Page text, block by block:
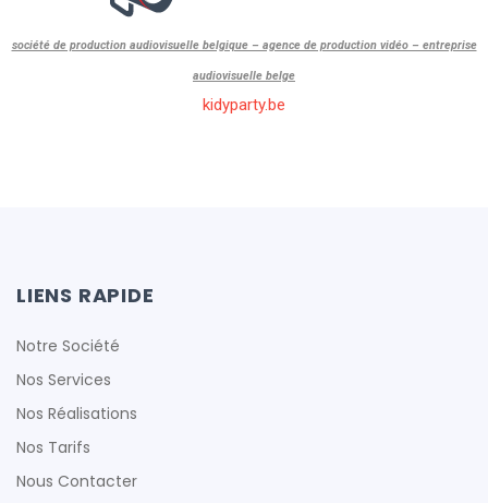
société de production audiovisuelle belgique – agence de production vidéo – entreprise
audiovisuelle belge
kidyparty.be
LIENS RAPIDE
Notre Société
Nos Services
Nos Réalisations
Nos Tarifs
Nous Contacter